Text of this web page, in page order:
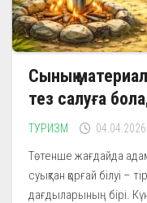
Сынық
тез салуға
ТУРИЗМ 04.04.2026
Төтенше жағдайда
суықтан қорғай білуі –
дағдыларының бірі.